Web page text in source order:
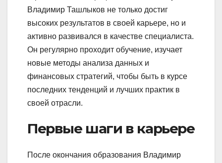
Владимир Ташлыков не только достиг
высоких результатов в своей карьере, но и
активно развивался в качестве специалиста.
Он регулярно проходит обучение, изучает
новые методы анализа данных и
финансовых стратегий, чтобы быть в курсе
последних тенденций и лучших практик в
своей отрасли.
Первые шаги в карьере
После окончания образования Владимир